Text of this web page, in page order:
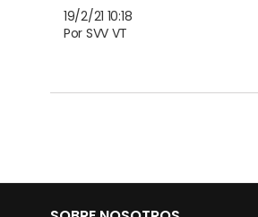
19/2/21 10:18
Por SVV VT